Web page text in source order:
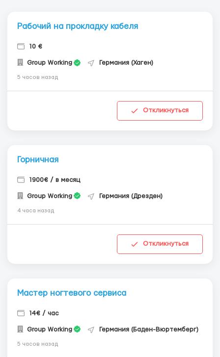
Рабочий на прокладку кабеля
10 €
Group Working Германия (Хаген)
5 часов назад
Откликнуться
Горничная
1900€ / в месяц
Group Working Германия (Дрезден)
4 часа назад
Откликнуться
Мастер ногтевого сервиса
14€ / час
Group Working Германия (Баден-Вюртемберг)
5 часов назад